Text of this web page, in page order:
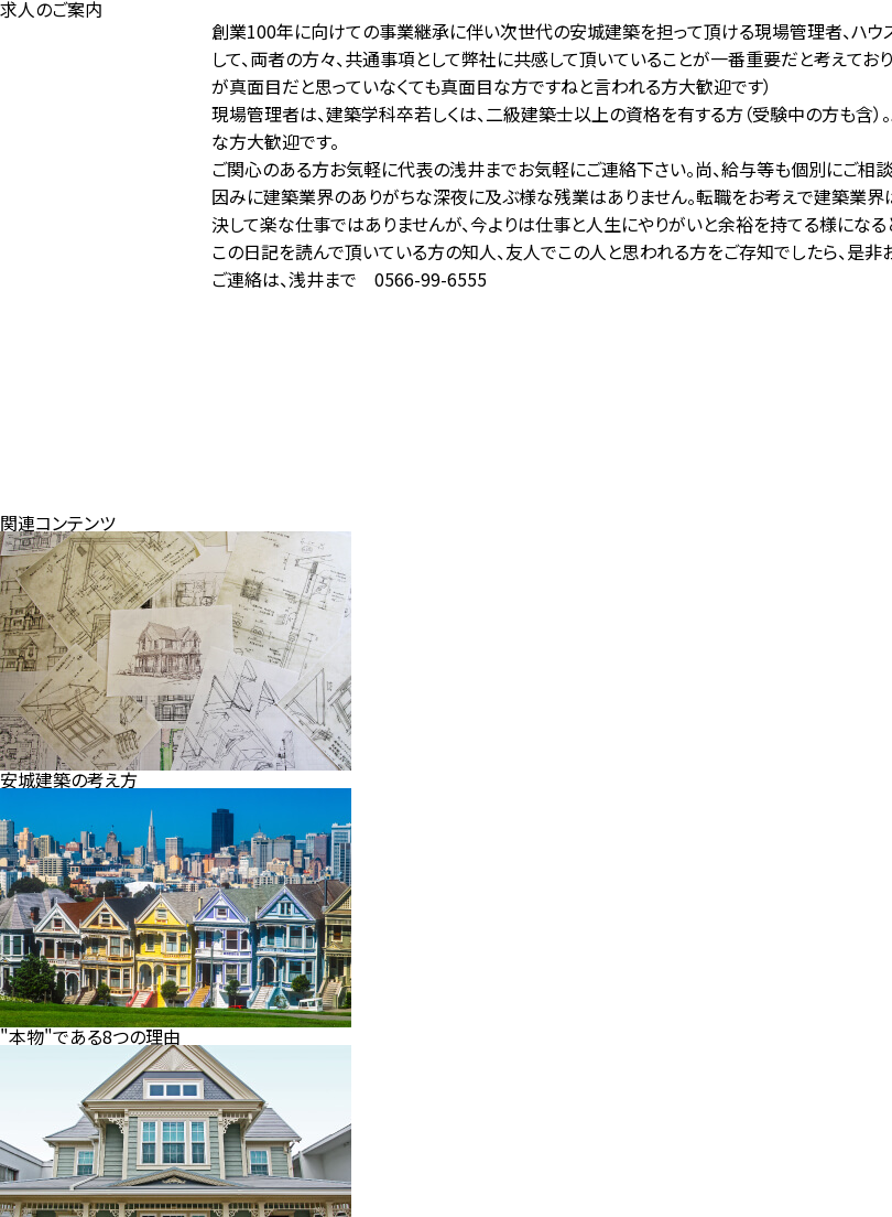
求人のご案内
創業100年に向けての事業継承に伴い次世代の安城建築を担って頂ける現場管理者、ハウ
して、両者の方々、共通事項として弊社に共感して頂いていることが一番重要だと考えてお
が真面目だと思っていなくても真面目な方ですねと言われる方大歓迎です）
現場管理者は、建築学科卒若しくは、二級建築士以上の資格を有する方（受験中の方も含）
な方大歓迎です。
ご関心のある方お気軽に代表の浅井までお気軽にご連絡下さい。尚、給与等も個別にご相談
因みに建築業界のありがちな深夜に及ぶ様な残業はありません。転職をお考えで建築業界
決して楽な仕事ではありませんが、今よりは仕事と人生にやりがいと余裕を持てる様になる
この日記を読んで頂いている方の知人、友人でこの人と思われる方をご存知でしたら、是非
ご連絡は、浅井まで 0566-99-6555
関連コンテンツ
安城建築の考え方
"本物"である8つの理由